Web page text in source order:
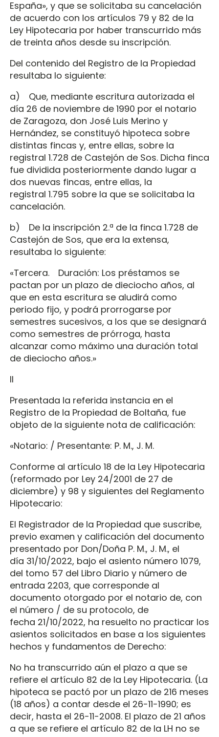
España», y que se solicitaba su cancelación
de acuerdo con los artículos 79 y 82 de la
Ley Hipotecaria por haber transcurrido más
de treinta años desde su inscripción.
Del contenido del Registro de la Propiedad
resultaba lo siguiente:
a) Que, mediante escritura autorizada el
día 26 de noviembre de 1990 por el notario
de Zaragoza, don José Luis Merino y
Hernández, se constituyó hipoteca sobre
distintas fincas y, entre ellas, sobre la
registral 1.728 de Castejón de Sos. Dicha finca
fue dividida posteriormente dando lugar a
dos nuevas fincas, entre ellas, la
registral 1.795 sobre la que se solicitaba la
cancelación.
b) De la inscripción 2.ª de la finca 1.728 de
Castejón de Sos, que era la extensa,
resultaba lo siguiente:
«Tercera. Duración: Los préstamos se
pactan por un plazo de dieciocho años, al
que en esta escritura se aludirá como
periodo fijo, y podrá prorrogarse por
semestres sucesivos, a los que se designará
como semestres de prórroga, hasta
alcanzar como máximo una duración total
de dieciocho años.»
II
Presentada la referida instancia en el
Registro de la Propiedad de Boltaña, fue
objeto de la siguiente nota de calificación:
«Notario: / Presentante: P. M., J. M.
Conforme al artículo 18 de la Ley Hipotecaria
(reformado por Ley 24/2001 de 27 de
diciembre) y 98 y siguientes del Reglamento
Hipotecario:
El Registrador de la Propiedad que suscribe,
previo examen y calificación del documento
presentado por Don/Doña P. M., J. M., el
día 31/10/2022, bajo el asiento número 1079,
del tomo 57 del Libro Diario y número de
entrada 2203, que corresponde al
documento otorgado por el notario de, con
el número / de su protocolo, de
fecha 21/10/2022, ha resuelto no practicar los
asientos solicitados en base a los siguientes
hechos y fundamentos de Derecho:
No ha transcurrido aún el plazo a que se
refiere el artículo 82 de la Ley Hipotecaria. (La
hipoteca se pactó por un plazo de 216 meses
(18 años) a contar desde el 26-11-1990; es
decir, hasta el 26-11-2008. El plazo de 21 años
a que se refiere el artículo 82 de la LH no se